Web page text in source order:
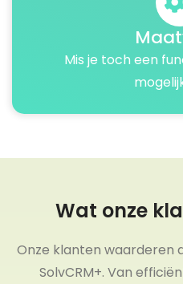
Mis je toch een
Wat onze
Onze klanten waarderen
SolvCRM+. Van